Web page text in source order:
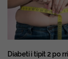
Diabeti i tipit 2 po